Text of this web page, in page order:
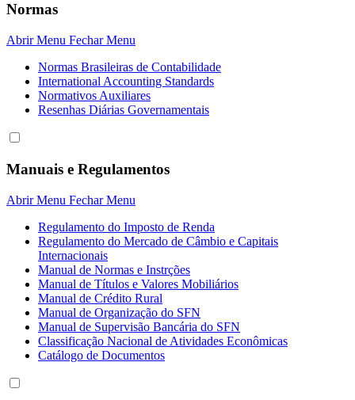
Normas
Abrir Menu Fechar Menu
Normas Brasileiras de Contabilidade
International Accounting Standards
Normativos Auxiliares
Resenhas Diárias Governamentais
Manuais e Regulamentos
Abrir Menu Fechar Menu
Regulamento do Imposto de Renda
Regulamento do Mercado de Câmbio e Capitais
Internacionais
Manual de Normas e Instrções
Manual de Títulos e Valores Mobiliários
Manual de Crédito Rural
Manual de Organização do SFN
Manual de Supervisão Bancária do SFN
Classificação Nacional de Atividades Econômicas
Catálogo de Documentos